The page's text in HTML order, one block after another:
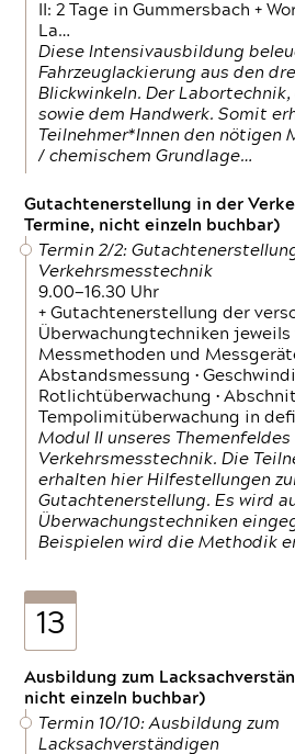
II: 2 Tage in Gummersbach +
La…
Diese Intensivausbildung
Fahrzeuglackierung aus den
Blickwinkeln. Der
sowie dem Handwerk. Somit
Teilnehmer*Innen den nötigen
/ chemischem Grundlage…
Gutachtenerstellung in der
Termine, nicht einzeln buchbar)
Termin 2/2:
Verkehrsmesstechnik
9.00—16.30 Uhr
+ Gutachtenerstellung der
Überwachungtechniken
Messmethoden und
Abstandsmessung •
Rotlichtüberwachung •
Tempolimitüberwachung in
Modul II unseres Themenfeldes
Verkehrsmesstechnik. Die
erhalten hier Hilfestellungen
Gutachtenerstellung. Es wird
Überwachungstechniken
Beispielen wird die Methodik
13
Ausbildung zum
nicht einzeln buchbar)
Termin 10/10: Ausbildung zum
Lacksachverständigen